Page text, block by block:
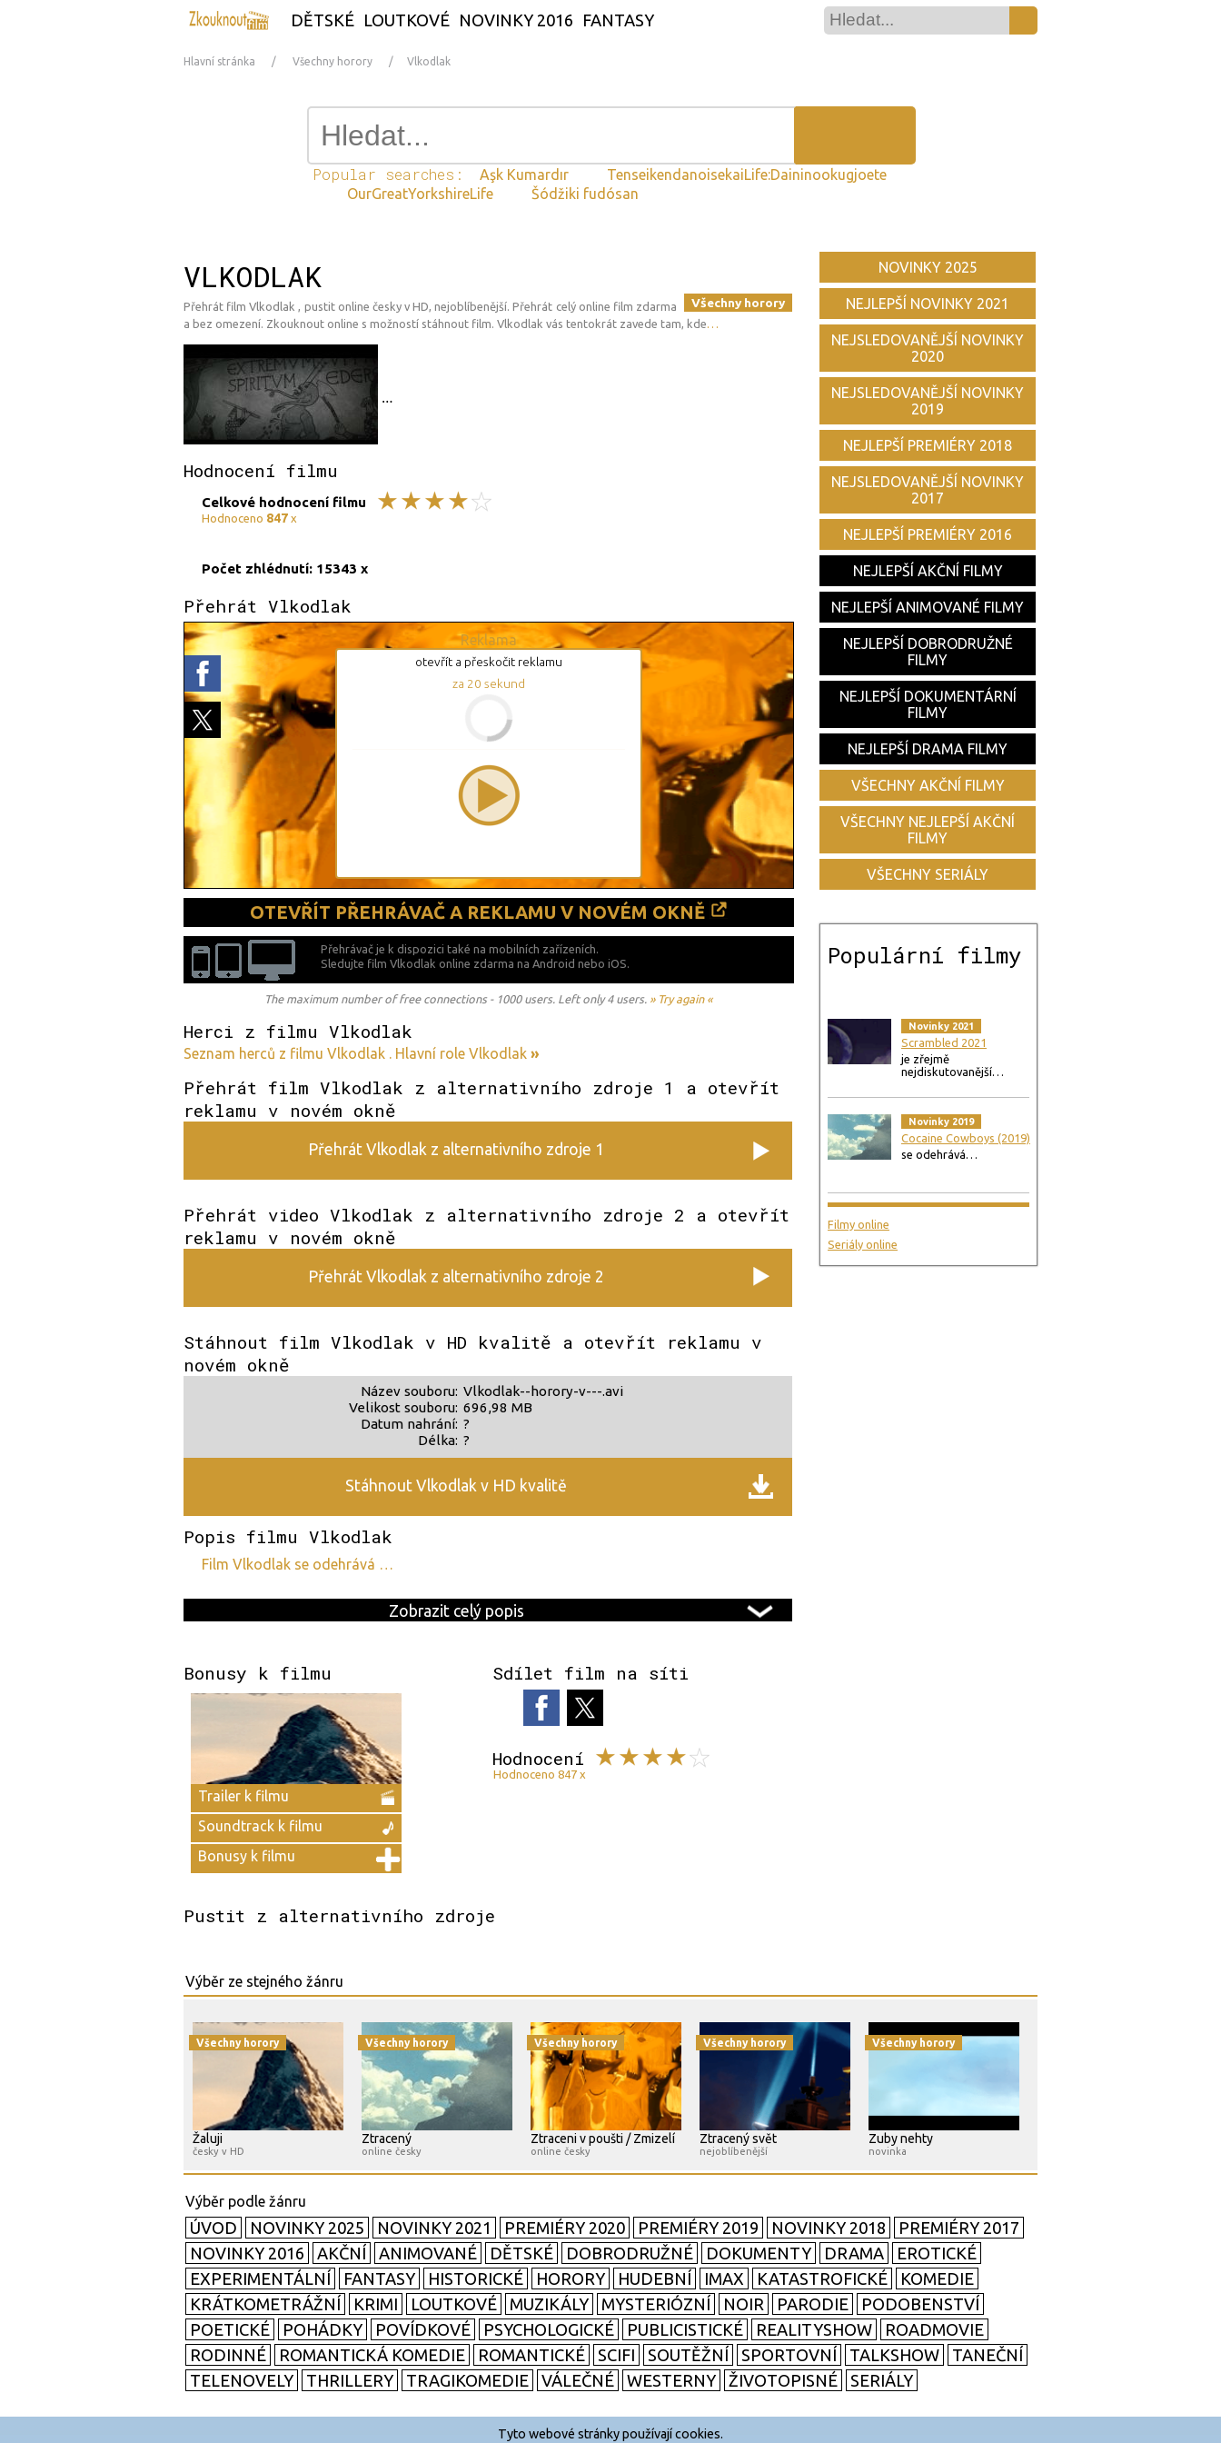
DĚTSKÉ LOUTKOVÉ NOVINKY 2016 FANTASY
Hlavní stránka Všechny horory Vlkodlak
Popular searches: Aşk Kumardır
TenseikendanoisekaiLife:Daininookugjoete
OurGreatYorkshireLife
Šódžiki fudósan
VLKODLAK
Všechny horory
Přehrát film Vlkodlak , pustit online česky v HD, nejoblíbenější. Přehrát celý online film zdarma
a bez omezení. Zkouknout online s možností stáhnout film. Vlkodlak vás tentokrát zavede tam, kde
Hodnocení filmu
Celkové hodnocení filmu
Hodnoceno 847 x
Počet zhlédnutí: 15343 x
Přehrát Vlkodlak
Reklama
otevřít a přeskočit reklamu
za 20 sekund
OTEVŘÍT PŘEHRÁVAČ A REKLAMU V NOVÉM OKNĚ
Přehrávač je k dispozici také na mobilních zařízeních.
Sledujte film Vlkodlak online zdarma na Android nebo iOS.
The maximum number of free connections - 1000 users. Left only 4 users. » Try again «
Herci z filmu Vlkodlak
Seznam herců z filmu Vlkodlak . Hlavní role Vlkodlak »
Přehrát film Vlkodlak z alternativního zdroje 1 a otevřít
reklamu v novém okně
Přehrát Vlkodlak z alternativního zdroje 1
Přehrát video Vlkodlak z alternativního zdroje 2 a otevřít
reklamu v novém okně
Přehrát Vlkodlak z alternativního zdroje 2
Stáhnout film Vlkodlak v HD kvalitě a otevřít reklamu v
novém okně
Název souboru:
Velikost souboru:
Datum nahrání:
Délka:
Vlkodlak--horory-v---.avi
696,98 MB
?
?
Stáhnout Vlkodlak v HD kvalitě
Popis filmu Vlkodlak
film Vlkodlak se odehrává …
Zobrazit celý popis
Bonusy k filmu
Trailer k filmu
Soundtrack k filmu
Bonusy k filmu
Sdílet film na síti
Hodnocení
Hodnoceno 847 x
Pustit z alternativního zdroje
NOVINKY 2025
NEJLEPŠÍ NOVINKY 2021
NEJSLEDOVANĚJŠÍ NOVINKY
2020
NEJSLEDOVANĚJŠÍ NOVINKY
2019
NEJLEPŠÍ PREMIÉRY 2018
NEJSLEDOVANĚJŠÍ NOVINKY
2017
NEJLEPŠÍ PREMIÉRY 2016
NEJLEPŠÍ AKČNÍ FILMY
NEJLEPŠÍ ANIMOVANÉ FILMY
NEJLEPŠÍ DOBRODRUŽNÉ
FILMY
NEJLEPŠÍ DOKUMENTÁRNÍ
FILMY
NEJLEPŠÍ DRAMA FILMY
VŠECHNY AKČNÍ FILMY
VŠECHNY NEJLEPŠÍ AKČNÍ
FILMY
VŠECHNY SERIÁLY
Populární filmy
Novinky 2021
Scrambled 2021
je zřejmě
nejdiskutovanější…
Novinky 2019
Cocaine Cowboys (2019)
se odehrává…
Filmy online
Seriály online
Všechny horory
Žaluji
česky v HD
Všechny horory
Ztracený
online česky
Všechny horory
Ztraceni v poušti / Zmizelí
online česky
Všechny horory
Ztracený svět
nejoblíbenější
Všechny horory
Zuby nehty
novinka
ÚVOD NOVINKY 2025 NOVINKY 2021 PREMIÉRY 2020 PREMIÉRY 2019 NOVINKY 2018
PREMIÉRY 2017
NOVINKY 2016
AKČNÍ ANIMOVANÉ DĚTSKÉ DOBRODRUŽNÉ DOKUMENTY DRAMA
EROTICKÉ
EXPERIMENTÁLNÍ
FANTASY HISTORICKÉ HORORY HUDEBNÍ IMAX KATASTROFICKÉ
KOMEDIE
KRÁTKOMETRÁŽNÍ
KRIMI LOUTKOVÉ MUZIKÁLY MYSTERIÓZNÍ NOIR PARODIE
PODOBENSTVÍ
POETICKÉ
POHÁDKY POVÍDKOVÉ PSYCHOLOGICKÉ PUBLICISTICKÉ REALITYSHOW
ROADMOVIE
RODINNÉ
ROMANTICKÁ KOMEDIE ROMANTICKÉ SCIFI SOUTĚŽNÍ SPORTOVNÍ TALKSHOW
TANEČNÍ
TELENOVELY
THRILLERY TRAGIKOMEDIE VÁLEČNÉ WESTERNY ŽIVOTOPISNÉ SERIÁLY
Tyto webové stránky používají cookies.